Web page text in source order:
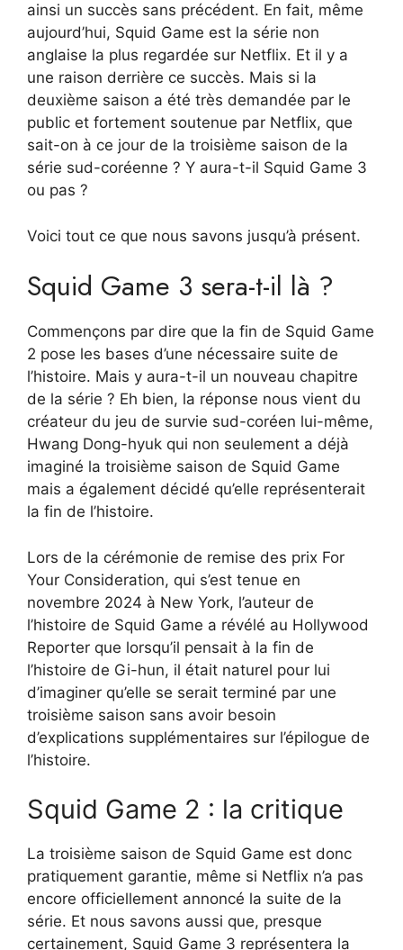
ainsi un succès sans précédent. En fait, même
aujourd’hui, Squid Game est la série non
anglaise la plus regardée sur Netflix. Et il y a
une raison derrière ce succès. Mais si la
deuxième saison a été très demandée par le
public et fortement soutenue par Netflix, que
sait-on à ce jour de la troisième saison de la
série sud-coréenne ? Y aura-t-il Squid Game 3
ou pas ?
Voici tout ce que nous savons jusqu’à présent.
Squid Game 3 sera-t-il là ?
Commençons par dire que la fin de Squid Game
2 pose les bases d’une nécessaire suite de
l’histoire. Mais y aura-t-il un nouveau chapitre
de la série ? Eh bien, la réponse nous vient du
créateur du jeu de survie sud-coréen lui-même,
Hwang Dong-hyuk qui non seulement a déjà
imaginé la troisième saison de Squid Game
mais a également décidé qu’elle représenterait
la fin de l’histoire.
Lors de la cérémonie de remise des prix For
Your Consideration, qui s’est tenue en
novembre 2024 à New York, l’auteur de
l’histoire de Squid Game a révélé au Hollywood
Reporter que lorsqu’il pensait à la fin de
l’histoire de Gi-hun, il était naturel pour lui
d’imaginer qu’elle se serait terminé par une
troisième saison sans avoir besoin
d’explications supplémentaires sur l’épilogue de
l’histoire.
Squid Game 2 : la critique
La troisième saison de Squid Game est donc
pratiquement garantie, même si Netflix n’a pas
encore officiellement annoncé la suite de la
série. Et nous savons aussi que, presque
certainement, Squid Game 3 représentera la